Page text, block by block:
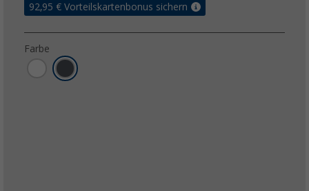
92,95 € Vorteilskartenbonus sichern
Farbe